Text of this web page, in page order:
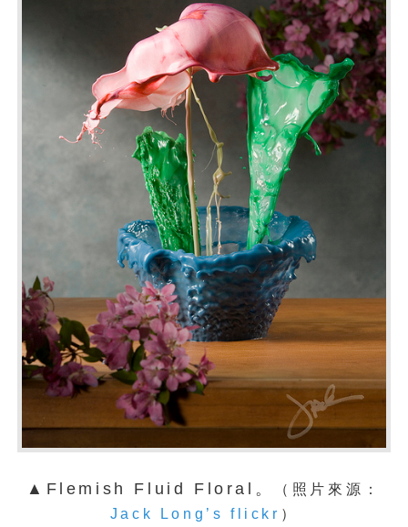
▲Flemish Fluid Floral。
（照片來源：
Jack Long’s flickr ）